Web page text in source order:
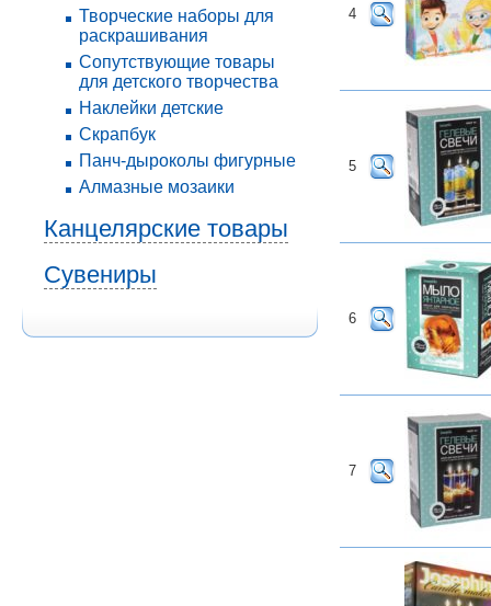
Творческие наборы для
раскрашивания
Сопутствующие товары
для детского творчества
Наклейки детские
Скрапбук
Панч-дыроколы фигурные
Алмазные мозаики
Канцелярские товары
Сувениры
4
5
6
7